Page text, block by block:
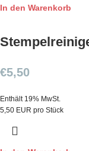
In den Warenkorb
€5,50
Enthält 19% MwSt.
5,50 EUR pro Stück